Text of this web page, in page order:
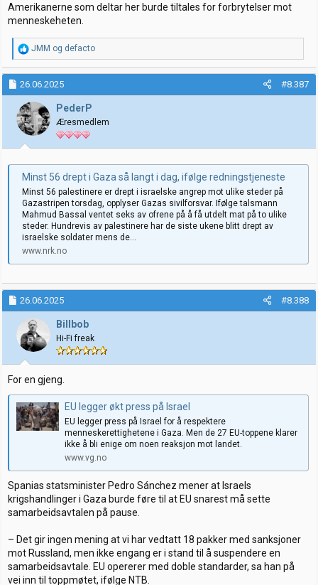
Amerikanerne som deltar her burde tiltales for forbrytelser mot
menneskeheten.
R
e
a
k
j
o
n
e
r
JMM og defacto
26.06.2025 #8.387
PederP
Æresmedlem
Minst 56 drept i Gaza så langt i dag, ifølge redningstjeneste
Minst 56 palestinere er drept i israelske angrep mot ulike steder på
Gazastripen torsdag, opplyser Gazas sivilforsvar. Ifølge talsmann
Mahmud Bassal ventet seks av ofrene på å få utdelt mat på to ulike
steder. Hundrevis av palestinere har de siste ukene blitt drept av
israelske soldater mens de...
www.nrk.no
26.06.2025 #8.388
Billbob
Hi-Fi freak
For en gjeng.
EU legger økt press på Israel
EU legger press på Israel for å respektere
menneskerettighetene i Gaza. Men de 27 EU-toppene klarer
ikke å bli enige om noen reaksjon mot landet.
www.vg.no
Spanias statsminister Pedro Sánchez mener at Israels
krigshandlinger i Gaza burde føre til at EU snarest må sette
samarbeidsavtalen på pause.
– Det gir ingen mening at vi har vedtatt 18 pakker med sanksjoner
mot Russland, men ikke engang er i stand til å suspendere en
samarbeidsavtale. EU opererer med doble standarder, sa han på
vei inn til toppmøtet, ifølge NTB.